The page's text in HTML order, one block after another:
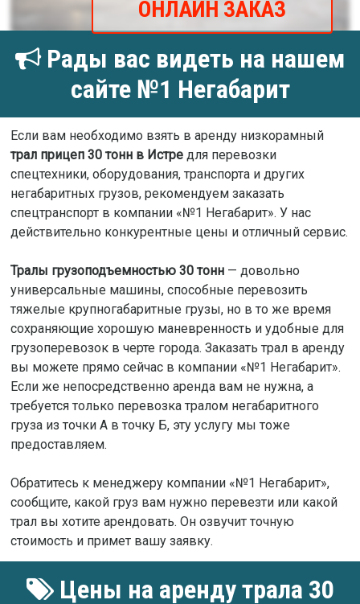
ОНЛАЙН ЗАКАЗ
Рады вас видеть на нашем
сайте №1 Негабарит
Если вам необходимо взять в аренду низкорамный
трал прицеп 30 тонн в Истредля перевозки
спецтехники, оборудования, транспорта и других
негабаритных грузов, рекомендуем заказать
спецтранспорт в компании «№1 Негабарит». У нас
действительно конкурентные цены и отличный сервис.
Тралы грузоподъемностью 30 тонн— довольно
универсальные машины, способные перевозить
тяжелые крупногабаритные грузы, но в то же время
сохраняющие хорошую маневренность и удобные для
грузоперевозок в черте города. Заказать трал в аренду
вы можете прямо сейчас в компании «№1 Негабарит».
Если же непосредственно аренда вам не нужна, а
требуется только перевозка тралом негабаритного
груза из точки А в точку Б, эту услугу мы тоже
предоставляем.
Обратитесь к менеджеру компании «№1 Негабарит»,
сообщите, какой груз вам нужно перевезти или какой
трал вы хотите арендовать. Он озвучит точную
стоимость и примет вашу заявку.
Цены на аренду трала 30